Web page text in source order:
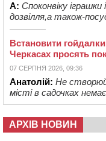
А: Споконвіку
дозвілля,а також-
Встановити
Черкасах просять
07 СЕРПНЯ 2026, 09:36
Анатолій: Не
місті в садочках немає
АРХІВ НОВИН